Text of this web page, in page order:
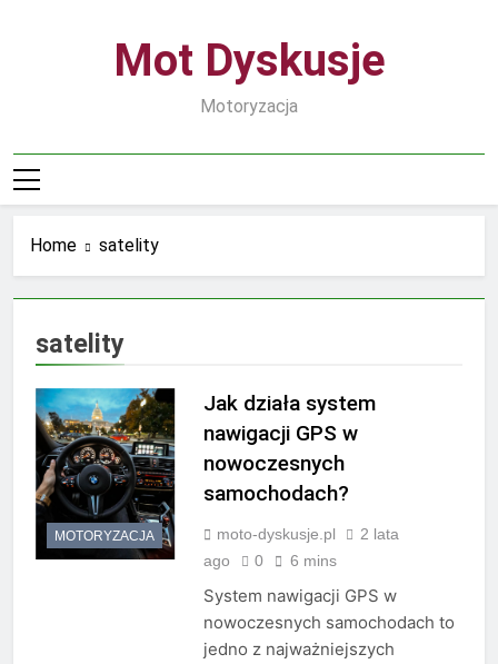
Mot Dyskusje
Motoryzacja
Home satelity
satelity
MOTORYZACJA
Jak działa system
nawigacji GPS w
nowoczesnych
samochodach?
moto-dyskusje.pl
2 lata
ago
0 6 mins
System nawigacji GPS w
nowoczesnych samochodach to
jedno z najważniejszych